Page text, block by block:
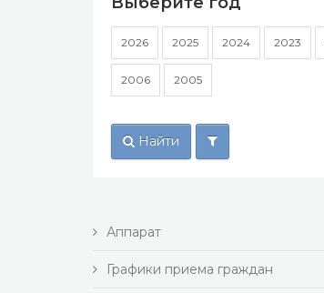
2026 2025 2024 2023
2006 2005
Найти
Аппарат
Графики приема граждан